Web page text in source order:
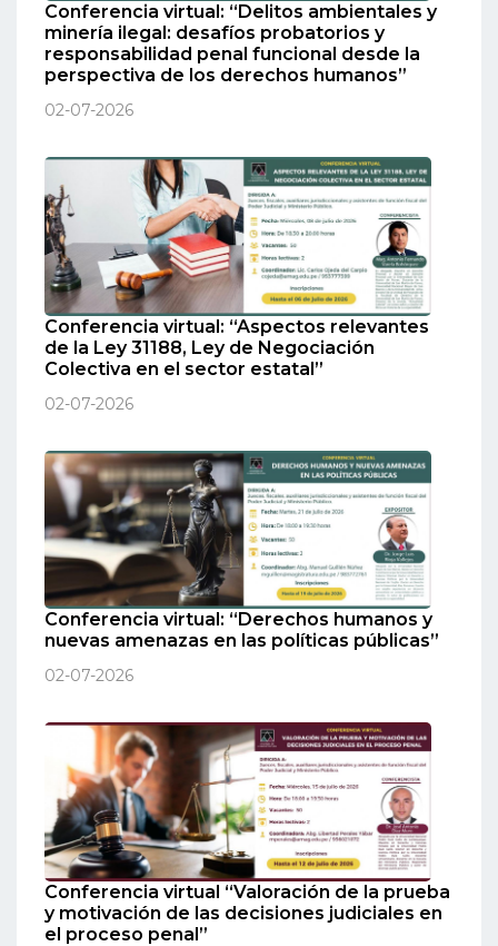
Conferencia virtual: “Delitos ambientales y
minería ilegal: desafíos probatorios y
responsabilidad penal funcional desde la
perspectiva de los derechos humanos”
02-07-2026
Conferencia virtual: “Aspectos relevantes
de la Ley 31188, Ley de Negociación
Colectiva en el sector estatal”
02-07-2026
Conferencia virtual: “Derechos humanos y
nuevas amenazas en las políticas públicas”
02-07-2026
Conferencia virtual “Valoración de la prueba
y motivación de las decisiones judiciales en
el proceso penal”